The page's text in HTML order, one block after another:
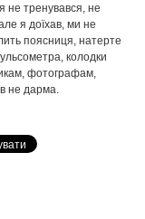
не тренувався, не
я доїхав, ми не
поясниця, натерте
колодки
фотографам,
не дарма.